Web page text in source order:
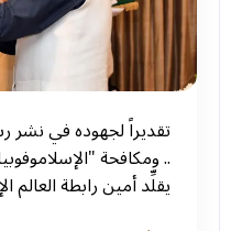
تقديراً لجهوده في نشر
.. ومكافحة
يقلِّد أمين رابطة العالم